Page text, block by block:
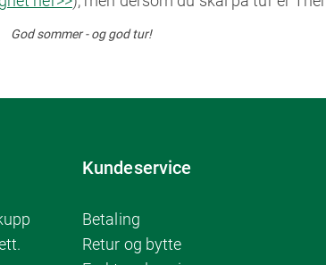
God sommer - og god tur!
Kundeservice
Betaling
Retur og bytte